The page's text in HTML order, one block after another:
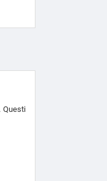
Questi